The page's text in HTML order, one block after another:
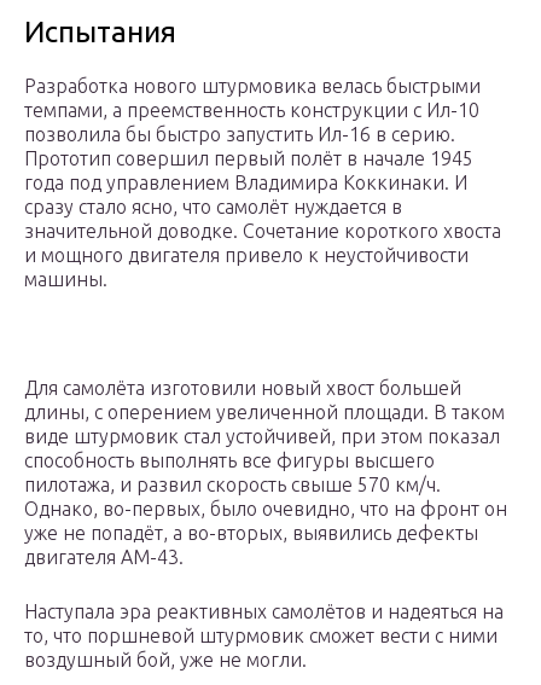
Испытания
Разработка нового штурмовика велась быстрыми
темпами, а преемственность конструкции с Ил-10
позволила бы быстро запустить Ил-16 в серию.
Прототип совершил первый полёт в начале 1945
года под управлением Владимира Коккинаки. И
сразу стало ясно, что самолёт нуждается в
значительной доводке. Сочетание короткого хвоста
и мощного двигателя привело к неустойчивости
машины.
Для самолёта изготовили новый хвост большей
длины, с оперением увеличенной площади. В таком
виде штурмовик стал устойчивей, при этом показал
способность выполнять все фигуры высшего
пилотажа, и развил скорость свыше 570 км/ч.
Однако, во-первых, было очевидно, что на фронт он
уже не попадёт, а во-вторых, выявились дефекты
двигателя АМ-43.
Наступала эра реактивных самолётов и надеяться на
то, что поршневой штурмовик сможет вести с ними
воздушный бой, уже не могли.